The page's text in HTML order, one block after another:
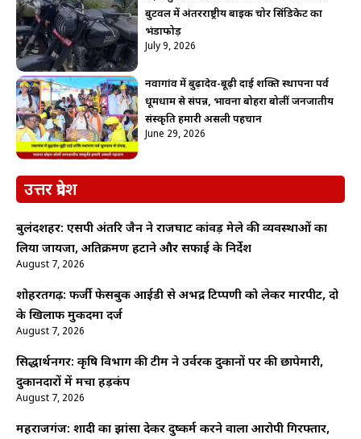
बुटवल में अंतरराष्ट्रीय बाइक चोर सिंडिकेट का
भंडाफोड़
July 9, 2026
नवागांव में बुढ़ादेव-बूढ़ी दाई शक्ति स्थापना पर्व
धूमधाम से संपन्न, भावना बोहरा बोलीं जनजातीय
संस्कृति हमारी असली पहचान
June 29, 2026
उत्तर प्रदेश
बुलंदशहर: एसपी अंतरिक्ष जैन ने राजघाट कांवड़ मेले की व्यवस्थाओं का
लिया जायजा, अतिक्रमण हटाने और सफाई के निर्देश
August 7, 2026
शोहरतगढ़: फर्जी फेसबुक आईडी से अभद्र टिप्पणी को लेकर मारपीट, दो
के खिलाफ मुकदमा दर्ज
August 7, 2026
सिद्धार्थनगर: कृषि विभाग की टीम ने उर्वरक दुकानों पर की छापेमारी,
दुकानदारों में मचा हड़कंप
August 7, 2026
महराजगंज: शादी का झांसा देकर दुष्कर्म करने वाला आरोपी गिरफ्तार,